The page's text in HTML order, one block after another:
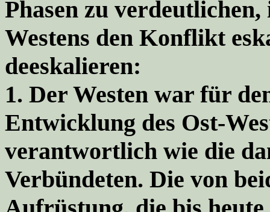
Phasen zu
Westens den Konflikt
deeskalieren:
1. Der Westen war für
Entwicklung des Ost-
verantwortlich wie die
Verbündeten. Die von